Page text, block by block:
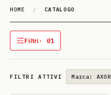
HOME / CATALOGO
Catalogo
Filtri · 01
1 filtro attivo
FILTRI ATTIVI Marca: AXOR